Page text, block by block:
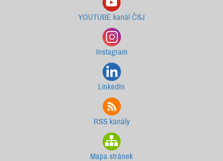
YOUTUBE kanál ČSJ
Instagram
LinkedIn
RSS kanály
Mapa stránek